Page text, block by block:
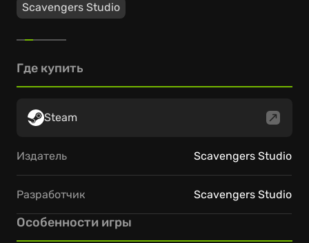
Scavengers Studio
Где купить
Steam
Издатель Scavengers Studio
Разработчик Scavengers Studio
Особенности игры